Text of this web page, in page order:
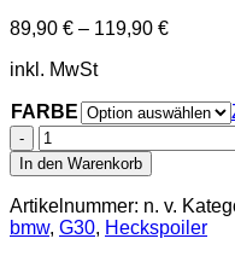
89,90 € – 119,90 €
inkl. MwSt
FARBE
Heckspoiler
passend
für
BMW
5er
G30
In den Warenkorb
Artikelnummer: n. v.
bmw, G30, Heckspoiler